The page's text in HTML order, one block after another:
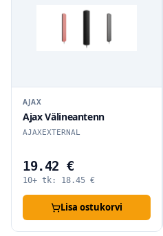
AJAX
Ajax Välineantenn
AJAXEXTERNAL
19.42 €
10+ tk: 18.45 €
Lisa ostukorvi